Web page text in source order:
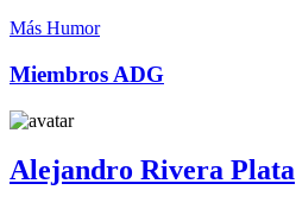
Más Humor
Miembros ADG
Alejandro Rivera Plata